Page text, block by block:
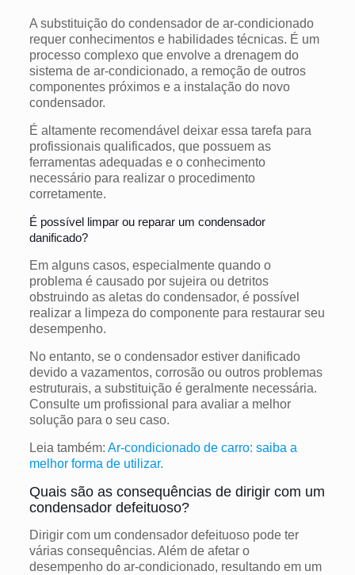
A substituição do condensador de ar-condicionado
requer conhecimentos e habilidades técnicas. É um
processo complexo que envolve a drenagem do
sistema de ar-condicionado, a remoção de outros
componentes próximos e a instalação do novo
condensador.
É altamente recomendável deixar essa tarefa para
profissionais qualificados, que possuem as
ferramentas adequadas e o conhecimento
necessário para realizar o procedimento
corretamente.
É possível limpar ou reparar um condensador
danificado?
Em alguns casos, especialmente quando o
problema é causado por sujeira ou detritos
obstruindo as aletas do condensador, é possível
realizar a limpeza do componente para restaurar seu
desempenho.
No entanto, se o condensador estiver danificado
devido a vazamentos, corrosão ou outros problemas
estruturais, a substituição é geralmente necessária.
Consulte um profissional para avaliar a melhor
solução para o seu caso.
Leia também: Ar-condicionado de carro: saiba a
melhor forma de utilizar.
Quais são as consequências de dirigir com um
condensador defeituoso?
Dirigir com um condensador defeituoso pode ter
várias consequências. Além de afetar o
desempenho do ar-condicionado, resultando em um